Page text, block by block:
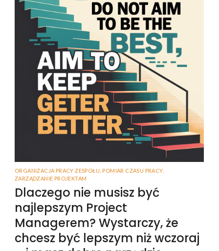
ORGANIZACJA PRACY ZESPOŁU POMIAR CZASU PRACY,
ZARZĄDZANIE PROJEKTAM
Dlaczego nie musisz być
najlepszym Project
Managerem? Wystarczy, że
chcesz być lepszym niż wczoraj